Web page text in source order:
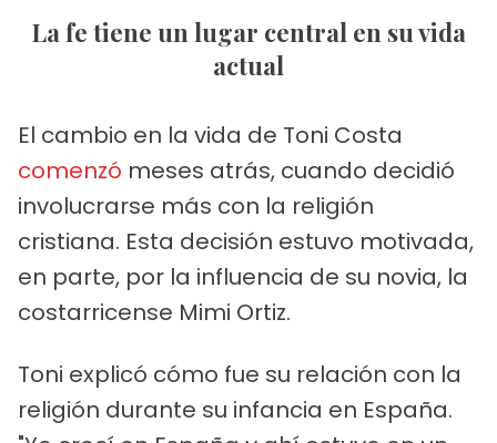
La fe tiene un lugar central en su vida
actual
El cambio en la vida de Toni Costa
comenzó meses atrás, cuando decidió
involucrarse más con la religión
cristiana. Esta decisión estuvo motivada,
en parte, por la influencia de su novia, la
costarricense Mimi Ortiz.
Toni explicó cómo fue su relación con la
religión durante su infancia en España.